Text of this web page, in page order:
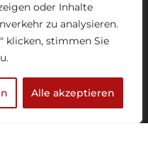
oder Inhalte
zu analysieren.
klicken, stimmen Sie
Alle akzeptieren